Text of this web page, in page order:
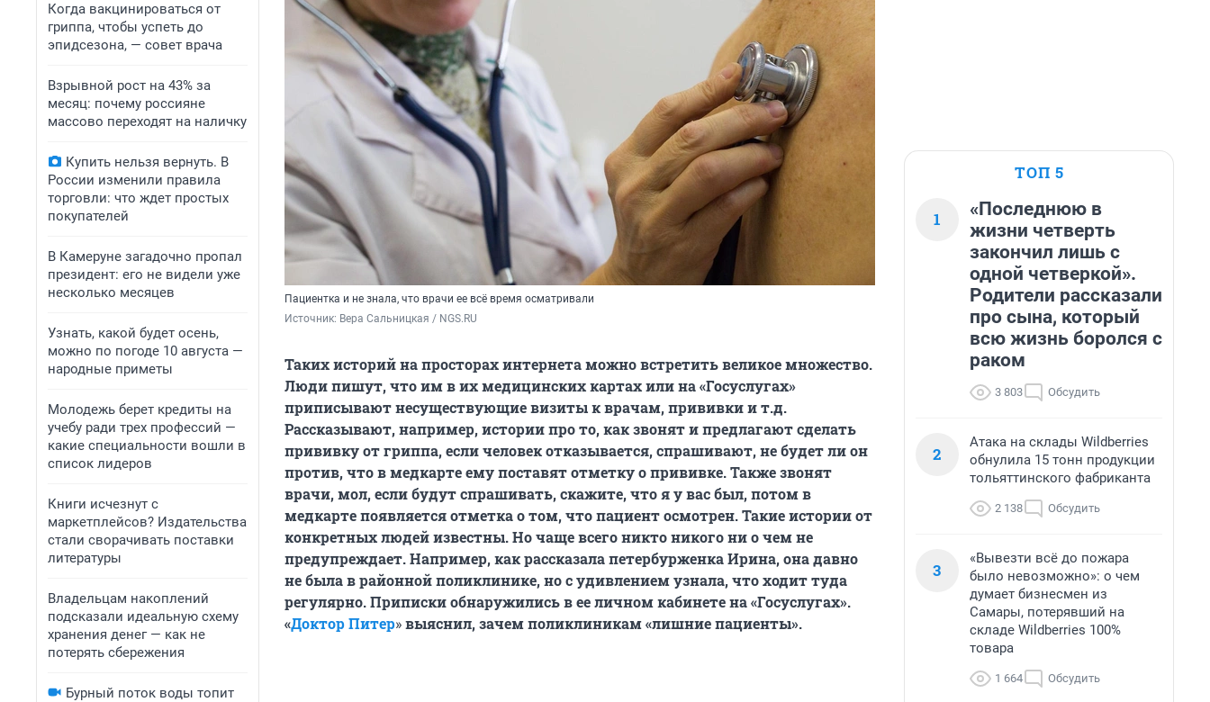
Когда вакцинироваться от
гриппа, чтобы успеть до
эпидсезона, — совет врача
Взрывной рост на 43% за
месяц: почему россияне
массово переходят на наличку
Купить нельзя вернуть. В
России изменили правила
торговли: что ждет простых
покупателей
В Камеруне загадочно пропал
президент: его не видели уже
несколько месяцев
Узнать, какой будет осень,
можно по погоде 10 августа —
народные приметы
Молодежь берет кредиты на
учебу ради трех профессий —
какие специальности вошли в
список лидеров
Книги исчезнут с
маркетплейсов? Издательства
стали сворачивать поставки
литературы
Владельцам накоплений
подсказали идеальную схему
хранения денег — как не
потерять сбережения
Бурный поток воды топит
Пациентка и не знала, что врачи ее всё время осматривали
Источник: Вера Сальницкая / NGS.RU
Таких историй на просторах интернета можно встретить великое множество.
Люди пишут, что им в их медицинских картах или на «Госуслугах»
приписывают несуществующие визиты к врачам, прививки и т.д.
Рассказывают, например, истории про то, как звонят и предлагают сделать
прививку от гриппа, если человек отказывается, спрашивают, не будет ли он
против, что в медкарте ему поставят отметку о прививке. Также звонят
врачи, мол, если будут спрашивать, скажите, что я у вас был, потом в
медкарте появляется отметка о том, что пациент осмотрен. Такие истории от
конкретных людей известны. Но чаще всего никто никого ни о чем не
предупреждает. Например, как рассказала петербурженка Ирина, она давно
не была в районной поликлинике, но с удивлением узнала, что ходит туда
регулярно. Приписки обнаружились в ее личном кабинете на «Госуслугах».
«Доктор Питер»выяснил, зачем поликлиникам «лишние пациенты».
ТОП 5
1
«Последнюю в
жизни четверть
закончил лишь с
одной четверкой».
Родители рассказали
про сына, который
всю жизнь боролся с
раком
3 803 Обсудить
2
Атака на склады Wildberries
обнулила 15 тонн продукции
тольяттинского фабриканта
2 138 Обсудить
3
«Вывезти всё до пожара
было невозможно»: о чем
думает бизнесмен из
Самары, потерявший на
складе Wildberries 100%
товара
1 664 Обсудить